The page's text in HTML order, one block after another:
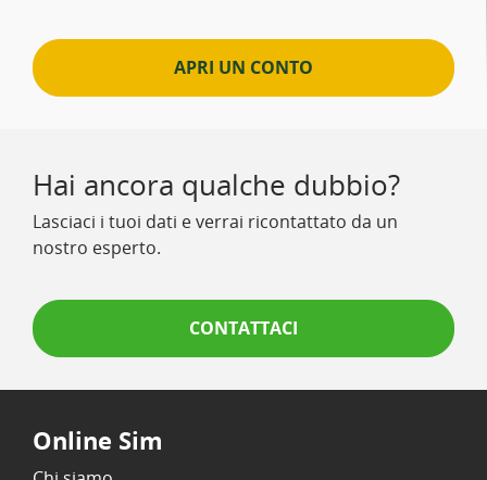
APRI UN CONTO
Hai ancora qualche dubbio?
Lasciaci i tuoi dati e verrai ricontattato da un
nostro esperto.
CONTATTACI
Online Sim